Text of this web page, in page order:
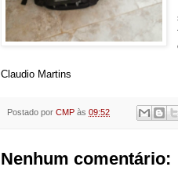
Claudio Martins
Postado por CMP às 09:52
Nenhum comentário: